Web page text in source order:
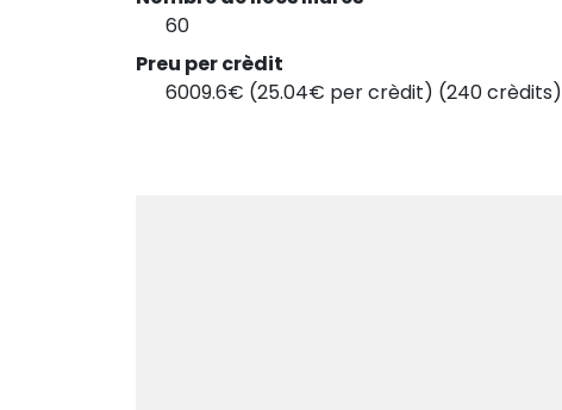
60
Preu per crèdit
6009.6€ (25.04€ per crèdit) (240 crèdits)